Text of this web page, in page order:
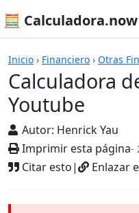
🧮 Calculadora.now
Inicio › Financiero › Otras
Calculadora
Youtube
Autor: Henrick Yau
Imprimir esta página-
Citar esto| Enlazar
Calculadoras